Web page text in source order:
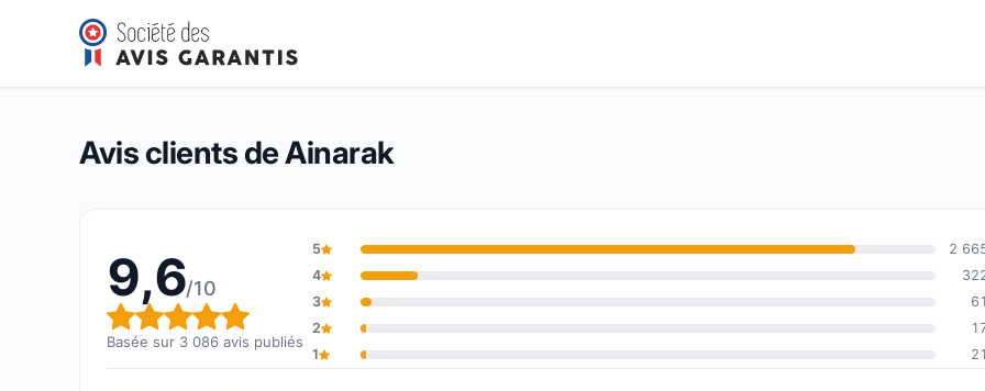
Ainarak
Note globale : 9,6 sur 10
9,6/10(3 086 avis)
Avis clients de Ainarak
9,6/10
Note globale : 9,6 sur 10
Basée sur 3 086 avis publiés
5
2
4
3
61
2
1
21